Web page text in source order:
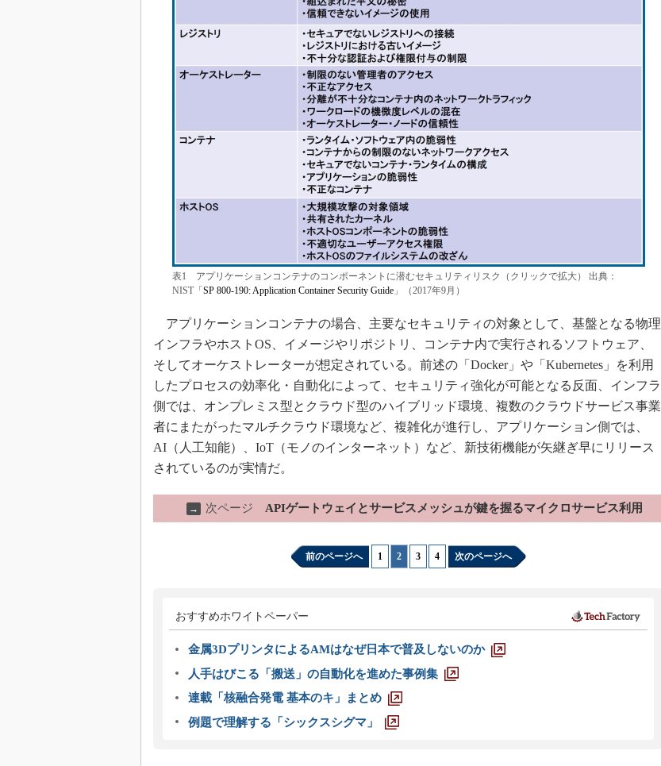
表1 アプリケーションコンテナのコンポーネントに潜むセキュリティリスク（クリックで拡大） 出典：
NIST「 SP 800-190: Application Container Security Guide」（2017年9月）
アプリケーションコンテナの場合、主要なセキュリティの対象として、基盤となる物理
インフラやホストOS、イメージやリポジトリ、コンテナ内で実行されるソフトウェア、
そしてオーケストレーターが想定されている。前述の「Docker」や「Kubernetes」を利用
したプロセスの効率化・自動化によって、セキュリティ強化が可能となる反面、インフラ
側では、オンプレミス型とクラウド型のハイブリッド環境、複数のクラウドサービス事業
者にまたがったマルチクラウド環境など、複雑化が進行し、アプリケーション側では、
AI（人工知能）、IoT（モノのインターネット）など、新技術機能が矢継ぎ早にリリース
されているのが実情だ。
→ 次ページ APIゲートウェイとサービスメッシュが鍵を握るマイクロサービス利用
前のページへ 1 2 3 4 次のページへ
おすすめホワイトペーパー
金属3DプリンタによるAMはなぜ日本で普及しないのか
人手はびこる「搬送」の自動化を進めた事例集
連載「核融合発電 基本のキ」まとめ
例題で理解する「シックスシグマ」